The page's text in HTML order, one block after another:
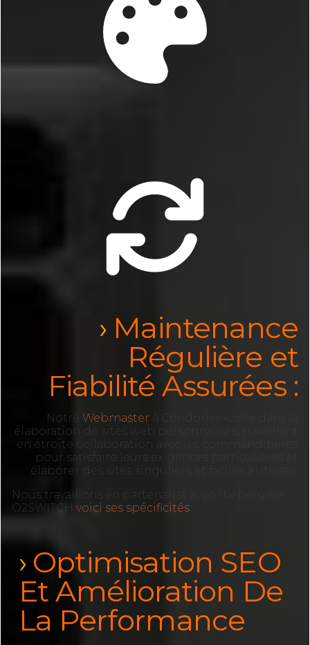
Maintenance
Régulière et
Fiabilité Assurées :
Notre Webmaster à Condom excelle dans la
élaboration de sites web personnalisés, travaillant
en étroite collaboration avec les commanditaires
pour satisfaire leurs exigences particulières et
élaborer des sites singuliers et faciles à utiliser.
Nous travaillons en partenariat avec l'hébergeur
O2SWITCH voici ses spécificités
Optimisation SEO
Et Amélioration De
La Performance